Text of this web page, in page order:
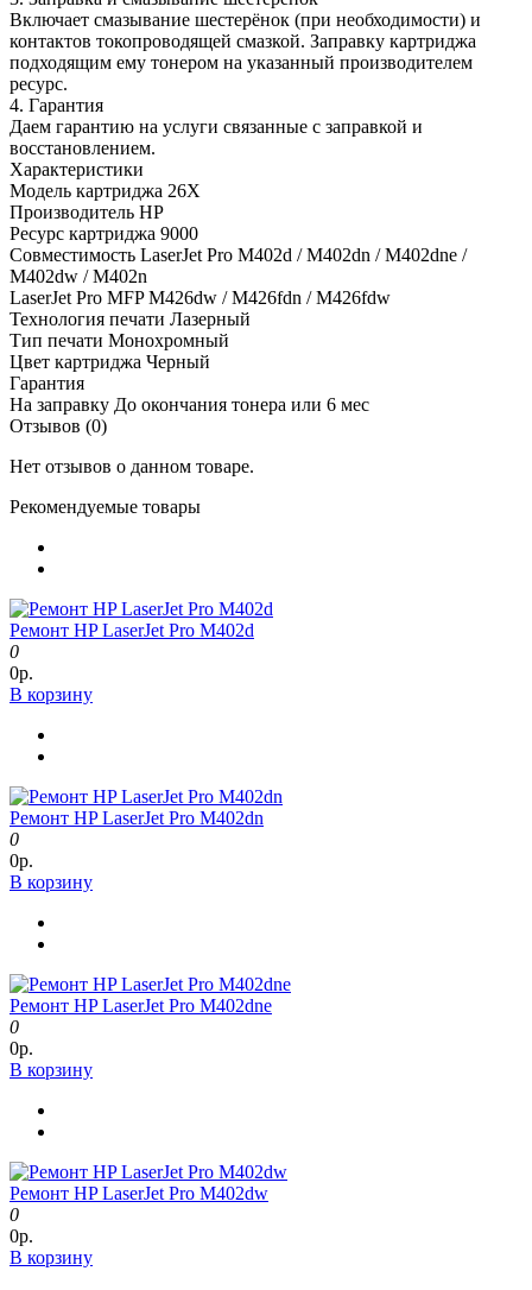
Включает смазывание шестерёнок (при необходимости) и
контактов токопроводящей смазкой. Заправку картриджа
подходящим ему тонером на указанный производителем
ресурс.
4. Гарантия
Даем гарантию на услуги связанные с заправкой и
восстановлением.
Характеристики
Модель картриджа 26X
Производитель HP
Ресурс картриджа 9000
Совместимость LaserJet Pro M402d / M402dn / M402dne /
M402dw / M402n
LaserJet Pro MFP M426dw / M426fdn / M426fdw
Технология печати Лазерный
Тип печати Монохромный
Цвет картриджа Черный
Гарантия
На заправку До окончания тонера или 6 мес
Отзывов (0)
Нет отзывов о данном товаре.
Рекомендуемые товары
Ремонт HP LaserJet Pro M402d
0
0р.
В корзину
Ремонт HP LaserJet Pro M402dn
0
0р.
В корзину
Ремонт HP LaserJet Pro M402dne
0
0р.
В корзину
Ремонт HP LaserJet Pro M402dw
0
0р.
В корзину